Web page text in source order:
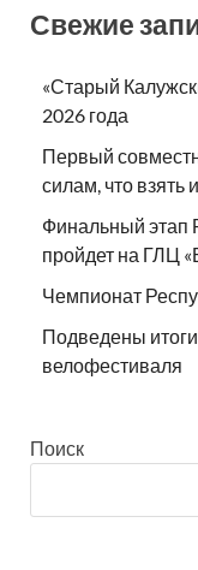
Свежие
«Старый
2026 года
Первый
силам, что взять
Финальный этап
пройдет на ГЛЦ
Чемпионат
Подведены
велофестиваля
Поиск